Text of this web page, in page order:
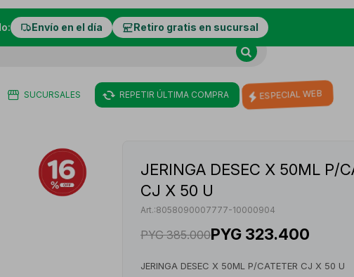
Envío en el día Retiro gratis en sucursal
SUCURSALES REPETIR ÚLTIMA COMPRA ESPECIAL WEB
JERINGA DESEC X 50ML P/
CJ X 50 U
8058090007777-10000904
PYG 385.000PYG 323.400
JERINGA DESEC X 50ML P/CATETER CJ X 50 U